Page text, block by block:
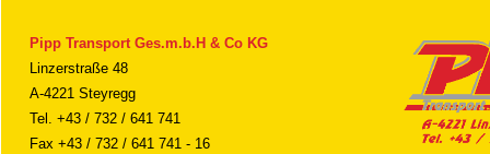
Pipp Transport Ges.m.b.H & Co KG
Linzerstraße 48
A-4221 Steyregg
Tel. +43 / 732 / 641 741
Fax +43 / 732 / 641 741 - 16